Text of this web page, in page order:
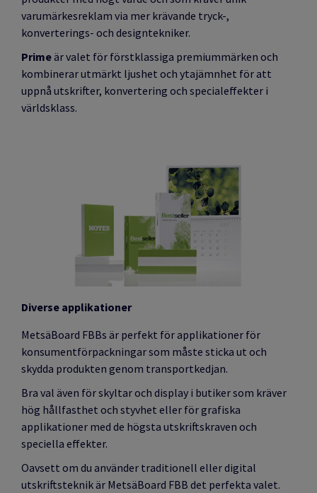
varumärkesreklam via mer krävande tryck-,
konverterings- och designtekniker.
Primeär valet för förstklassiga premiummärken och
kombinerar utmärkt ljushet och ytajämnhet för att
uppnå utskrifter, konvertering och specialeffekter i
världsklass.
Diverse applikationer
MetsäBoard FBBs är perfekt för applikationer för
konsumentförpackningar som måste sticka ut och
skydda produkten genom transportkedjan.
Bra val även för skyltar och display i butiker som kräver
hög hållfasthet och styvhet eller för grafiska
applikationer med de högsta utskriftskraven och
speciella effekter.
Oavsett om du använder traditionell eller digital
utskriftsteknik är MetsäBoard FBB det perfekta valet.